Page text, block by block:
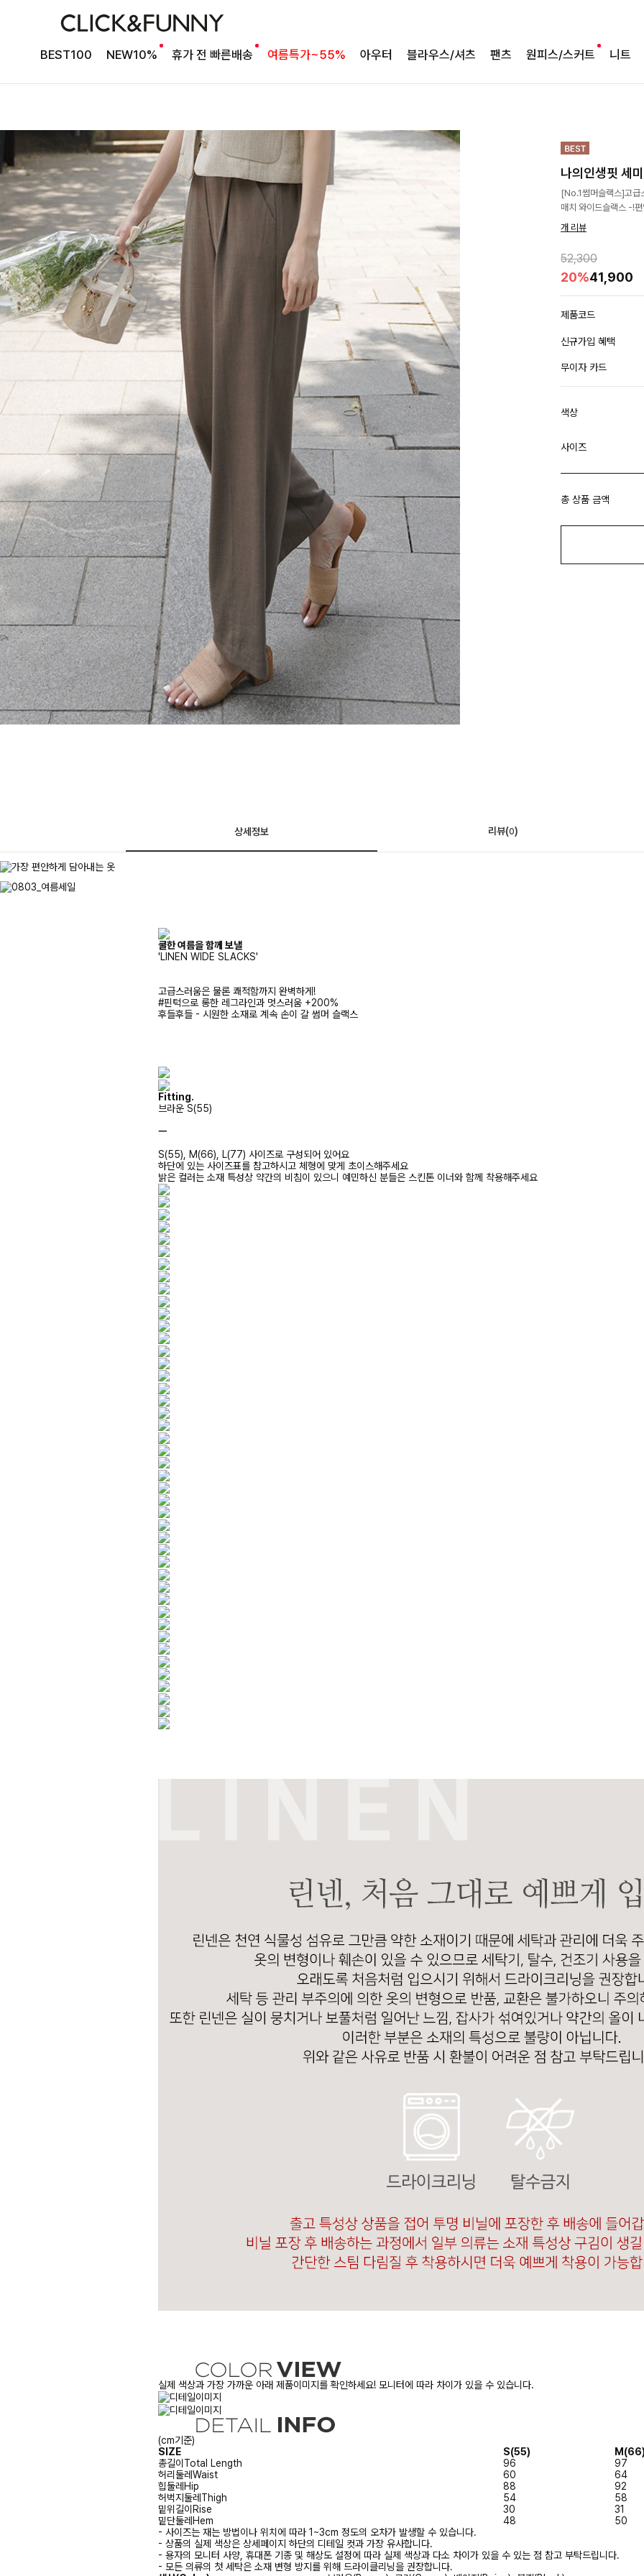
BEST100 NEW10% 휴가 전 빠른배송 여름특가~55% 아우터 블라우스/셔츠 팬츠 원피스/스커트 니트
나의인생핏 세
[No.1썸머슬랙스]고급
매치 와이드슬랙스 -!
개 리뷰
52,300
20%41,900
제품코드
신규가입 혜택
무이자 카드
색상
사이즈
총 상품 금액
상세정보 리뷰(0)
쿨한 여름을 함께 보낼
'LINEN WIDE SLACKS'
고급스러움은 물론 쾌적함까지 완벽하게!
#핀턱으로 롱한 레그라인과 멋스러움 +200%
후들후들 - 시원한 소재로 계속 손이 갈 썸머 슬랙스
Fitting.
브라운 S(55)
ㅡ
S(55), M(66), L(77) 사이즈로 구성되어 있어요
하단에 있는 사이즈표를 참고하시고 체형에 맞게 초이스해주세요
밝은 컬러는 소재 특성상 약간의 비침이 있으니 예민하신 분들은 스킨톤 이너와 함께 착용해주세요
실제 색상과 가장 가까운 아래 제품이미지를 확인하세요! 모니터에 따라 차이가 있을 수 있습니다.
(cm기준)
SIZE
S(55)
총길이 Total Length 96
97
허리둘레Waist 60
64
힙둘레 Hip 88
92
허벅지둘레 Thigh 54
58
밑위길이 Rise 30
31
밑단둘레 Hem 48
50
- 사이즈는 재는 방법이나 위치에 따라 1~3cm 정도의 오차가 발생할 수 있습니다.
- 상품의 실제 색상은 상세페이지 하단의 디테일 컷과 가장 유사합니다.
- 용자의 모니터 사양, 휴대폰 기종 및 해상도 설정에 따라 실제 색상과 다소 차이가 있을 수 있는 점 참고 부탁드립니다.
- 모든 의류의 첫 세탁은 소재 변형 방지를 위해 드라이클리닝을 권장합니다.